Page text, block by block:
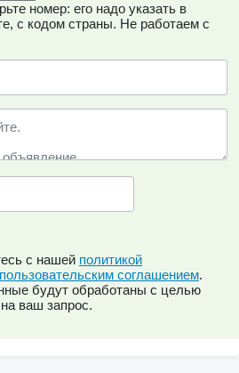
номер: его надо указать в
с кодом страны. Не работаем с
с нашей политикой
пользовательским соглашением.
будут обработаны с целью
ваш запрос.